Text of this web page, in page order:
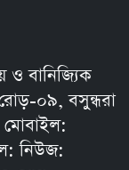
ও বানিজ্যিক
০৯, বসুন্ধরা
নিউজ: